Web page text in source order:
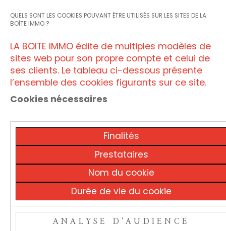
QUELS SONT LES COOKIES POUVANT ÊTRE UTILISÉS SUR LES SITES DE LA
BOÎTE IMMO ?
LA BOITE IMMO édite de multiples modèles de
sites web pour son propre compte et celui de
ses clients. Le tableau ci-dessous présente
l’ensemble des cookies figurants sur ce site.
Cookies nécessaires
Finalités
Prestataires
Nom du cookie
Durée de vie du cookie
ANALYSE D'AUDIENCE